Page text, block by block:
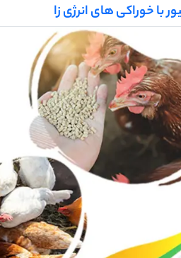
با خوراکی های انرژی زا